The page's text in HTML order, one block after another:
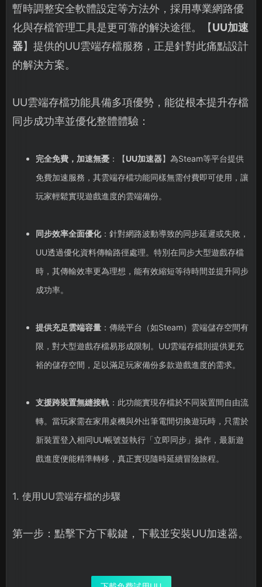
暫時調整安全軟體設定等方法外，採用專業網路優
化與存檔管理工具是更可靠的解決途徑。【UU加速
器】提供的UU雲端存檔服務，正是針對此痛點設計
的解決方案。
UU雲端存檔功能具備多項優勢，能從根本提升存檔
同步成功率並優化整體體驗：
完全免費，加速無憂：【UU加速器】為Steam等平台提供
免費加速服務，其雲端存檔功能同樣無需付費即可使用，讓
玩家輕鬆實現遊戲進度的雲端備份。
同步效率全面優化：針對網路波動導致的同步延遲或失敗，
UU透過優化資料傳輸路徑處理。特別在同步大型遊戲存檔
時，其傳輸效率更為理想，能有效縮短等待時間並提升同步
成功率。
提供充足雲端容量：傳統平台（如Steam）雲端儲存空間有
限，對大型遊戲存檔易形成限制。UU雲端存檔則提供更充
裕的儲存空間，足以滿足玩家備份多款遊戲進度的需求。
支援跨裝置無縫接軌：此功能實現存檔於不同裝置間自由流
轉。當玩家需在家用桌機與外出筆電間切換遊玩時，只需於
新裝置登入相同UU帳號並執行「立即同步」操作，最新遊
戲進度便能精準轉移，真正實現隨時延續冒險旅程。
1. 使用UU雲端存檔的步驟
第一步：點擊下方下載鍵，下載並安裝UU加速器。